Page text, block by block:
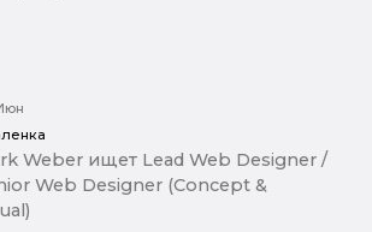
Weber ищет Lead Web Designer /
Web Designer (Concept &